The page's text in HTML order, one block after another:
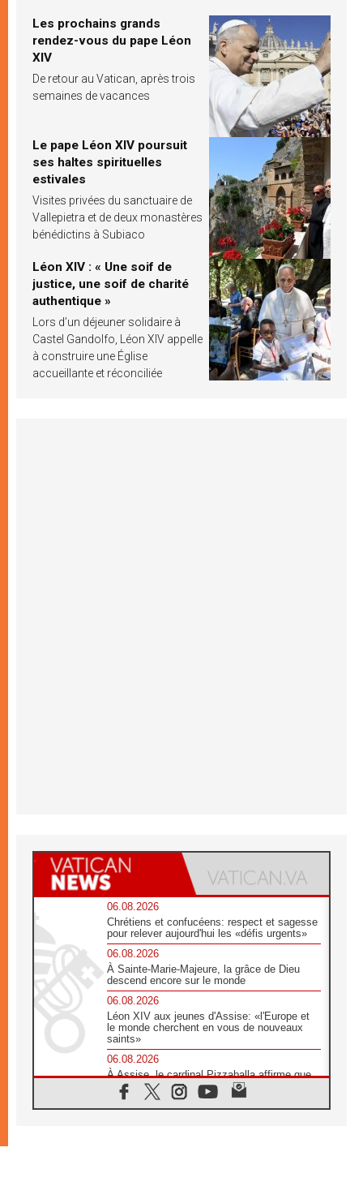
Les prochains grands
rendez-vous du pape Léon
XIV
De retour au Vatican, après trois
semaines de vacances
Le pape Léon XIV poursuit
ses haltes spirituelles
estivales
Visites privées du sanctuaire de
Vallepietra et de deux monastères
bénédictins à Subiaco
Léon XIV : « Une soif de
justice, une soif de charité
authentique »
Lors d’un déjeuner solidaire à
Castel Gandolfo, Léon XIV appelle
à construire une Église
accueillante et réconciliée
06.08.2026
Chrétiens et confucéens: respect et sagesse
pour relever aujourd'hui les «défis urgents»
06.08.2026
À Sainte-Marie-Majeure, la grâce de Dieu
descend encore sur le monde
06.08.2026
Léon XIV aux jeunes d'Assise: «l'Europe et
le monde cherchent en vous de nouveaux
saints»
06.08.2026
À Assise, le cardinal Pizzaballa affirme que
«les chrétiens veulent la paix»
06.08.2026